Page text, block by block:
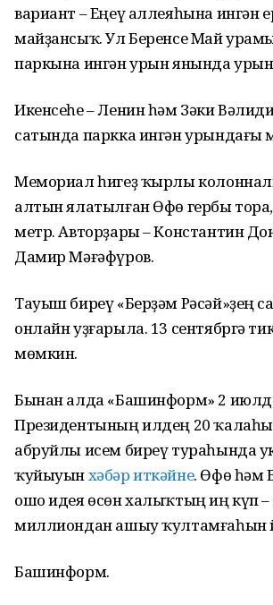
вариант – Еңеү аллеяһына ингән
майҙансыҡ. Ул Беренсе Май
паркына ингән урын янында
Икенсеһе – Ленин һәм Зәки
сатында паркка ингән урындағы
Мемориал һигеҙ ҡырлы
алтын ялатылған Өфө гербы тора,
метр. Авторҙары – Константин
Дамир Мәғәфүров.
Тауыш биреү «Берҙәм Рәсәй»ҙең
онлайн уҙғарыла. 13 сентябргә
мөмкин.
Бынан алда «Башинформ» 2
Президентының илдең 20
абруйлы исем биреү тураһында
ҡуйыуынхәбәр иткәйне. Өфө һәм
ошо идея өсөн халыҡтың иң күп –
миллиондан ашыу ҡултамғаһын
Башинформ.